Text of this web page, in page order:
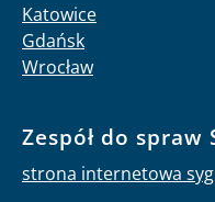
Katowice
Gdańsk
Wrocław
Zespół do spraw
strona internetowa